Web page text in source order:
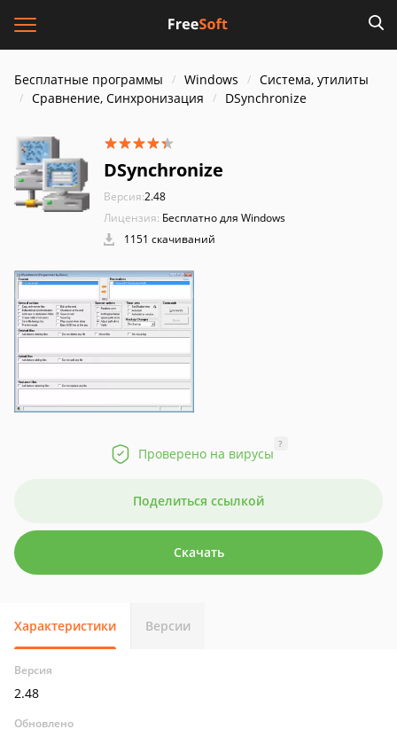
Бесплатные программы Windows
Система, утилиты
Сравнение, Синхронизация
DSynchronize
DSynchronize
Версия:2.48
Лицензия: Бесплатно для Windows
1151 скачиваний
Проверено на вирусы
?
Поделиться ссылкой
Скачать
Характеристики Версии
Версия
2.48
Обновлено